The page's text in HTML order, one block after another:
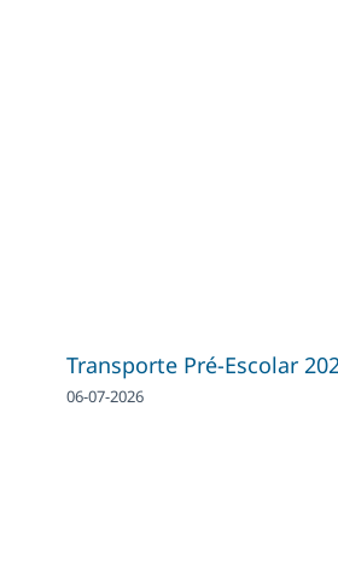
Transporte Pré-Escolar
06-07-2026